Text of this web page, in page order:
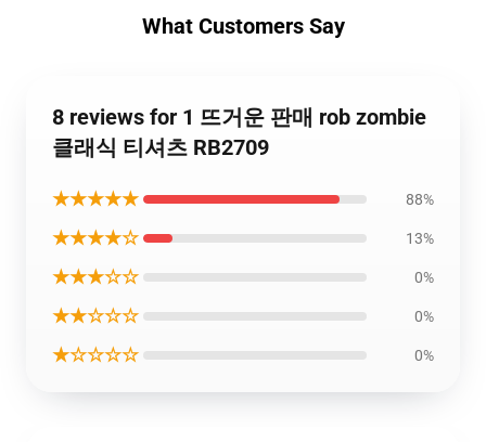
What Customers Say
8 reviews for 1 뜨거운 판매 rob zombie
클래식 티셔츠 RB2709
★★★★★ 88%
★★★★☆ 13%
★★★☆☆ 0%
★★☆☆☆ 0%
★☆☆☆☆ 0%